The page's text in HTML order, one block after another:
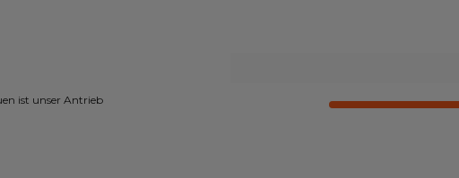
ist unser Antrieb